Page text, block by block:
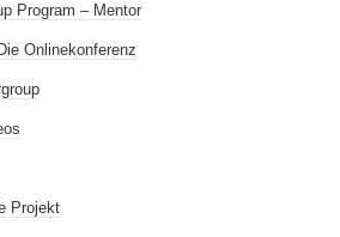
Program – Mentor
Onlinekonferenz
Projekt